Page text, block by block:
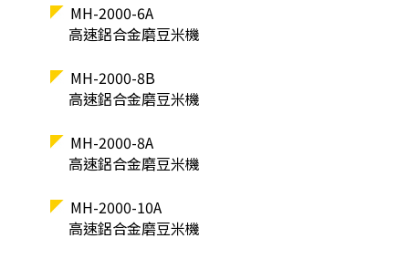
MH-2000-6A
高速鋁合金磨豆米機
MH-2000-8B
高速鋁合金磨豆米機
MH-2000-8A
高速鋁合金磨豆米機
MH-2000-10A
高速鋁合金磨豆米機